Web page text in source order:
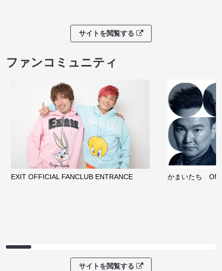
サイトを閲覧する
ファンコミュニティ
EXIT OFFICIAL FANCLUB ENTRANCE かまいたち
サイトを閲覧する